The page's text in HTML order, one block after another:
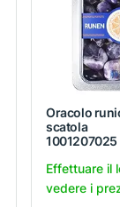
Oracolo
scatola
1001207025
Effettuare il
vedere i